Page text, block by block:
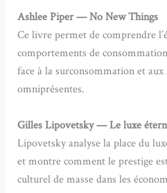
Ashlee Piper — No New Things
Ce livre permet de comprendre
comportements de
face à la surconsommation et
omniprésentes.
Gilles Lipovetsky — Le luxe
Lipovetsky analyse la place du
et montre comment le prestige
culturel de masse dans les